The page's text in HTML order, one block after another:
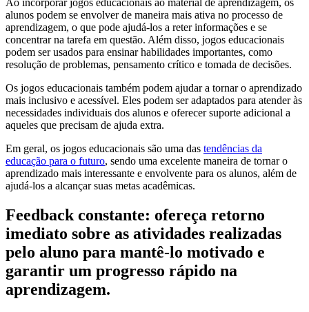
Ao incorporar jogos educacionais ao material de aprendizagem, os
alunos podem se envolver de maneira mais ativa no processo de
aprendizagem, o que pode ajudá-los a reter informações e se
concentrar na tarefa em questão. Além disso, jogos educacionais
podem ser usados para ensinar habilidades importantes, como
resolução de problemas, pensamento crítico e tomada de decisões.
Os jogos educacionais também podem ajudar a tornar o aprendizado
mais inclusivo e acessível. Eles podem ser adaptados para atender às
necessidades individuais dos alunos e oferecer suporte adicional a
aqueles que precisam de ajuda extra.
Em geral, os jogos educacionais são uma das tendências da
educação para o futuro, sendo uma excelente maneira de tornar o
aprendizado mais interessante e envolvente para os alunos, além de
ajudá-los a alcançar suas metas acadêmicas.
Feedback constante: ofereça retorno
imediato sobre as atividades realizadas
pelo aluno para mantê-lo motivado e
garantir um progresso rápido na
aprendizagem.